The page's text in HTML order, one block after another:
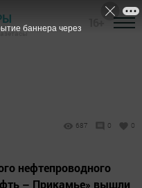
687 0 0
нефтепроводного
– Прикамье» вышли
баннера через